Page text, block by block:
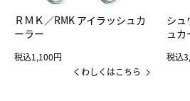
ＲＭＫ／RMK アイラッシュカ
ーラー
税込1,100円
くわしくはこちら
シュ
ュ
税込